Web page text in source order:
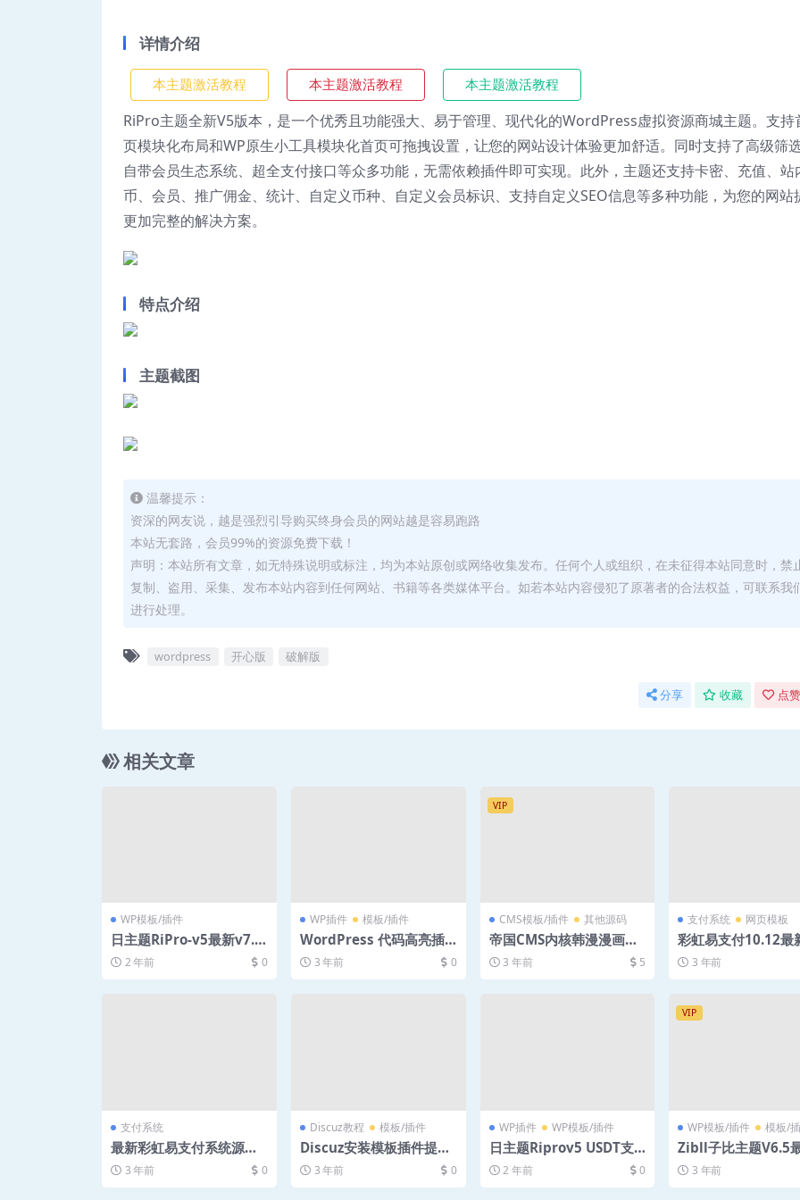
详情介绍
本主题激活教程 本主题激活教程 本主题激活教程
RiPro主题全新V5版本，是一个优秀且功能强大、易于管理、现代化的WordPress虚拟资源商城主题。支持
页模块化布局和WP原生小工具模块化首页可拖拽设置，让您的网站设计体验更加舒适。同时支持了高级筛选
自带会员生态系统、超全支付接口等众多功能，无需依赖插件即可实现。此外，主题还支持卡密、充值、站
币、会员、推广佣金、统计、自定义币种、自定义会员标识、支持自定义SEO信息等多种功能，为您的网站
更加完整的解决方案。
特点介绍
主题截图
温馨提示：
资深的网友说，越是强烈引导购买终身会员的网站越是容易跑路
本站无套路，会员99%的资源免费下载！
声明：本站所有文章，如无特殊说明或标注，均为本站原创或网络收集发布。任何个人或组织，在未征得本站同意时，禁
复制、盗用、采集、发布本站内容到任何网站、书籍等各类媒体平台。如若本站内容侵犯了原著者的合法权益，可联系我
进行处理。
wordpress 开心版 破解版
分享 收藏 点
相关文章
WP模板/插件
日主题RiPro-v5最新v7.8
版本-开心版
2 年前 0
WP插件 模板/插件
WordPress 代码高亮插
件 (Mac风格) – Pure-Hig
hlightjs 二次开发版
3 年前 0
VIP
CMS模板/插件 其他源码
帝国CMS内核韩漫漫画网
站源码 带会员+个人免签
约支付+火车头采集
3 年前 5
支付系统 网页模板
彩虹易支付10.12最
统源码
3 年前
支付系统
最新彩虹易支付系统源码2
023年9月
3 年前 0
Discuz教程 模板/插件
Discuz安装模板插件提示
“对不起，您安装的不是正
版应用”
3 年前 0
WP插件 WP模板/插件
日主题Riprov5 USDT支
付 2 年前 0
VIP
WP模板/插件 模板/
Zibll子比主题V6.5
美破解版
3 年前